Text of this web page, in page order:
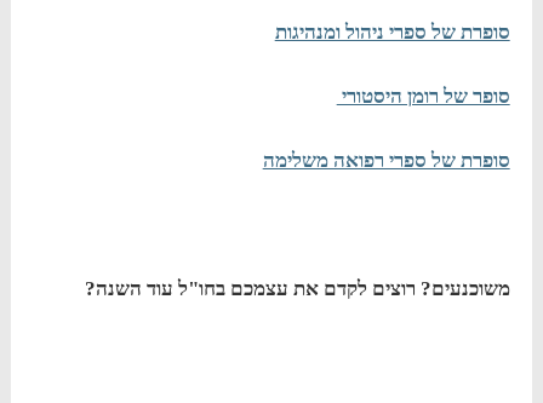
סופרת של ספרי ניהול ומנהיגות
סופר של רומן היסטורי
סופרת של ספרי רפואה משלימה
משוכנעים? רוצים לקדם את עצמכם בחו"ל עוד השנה?